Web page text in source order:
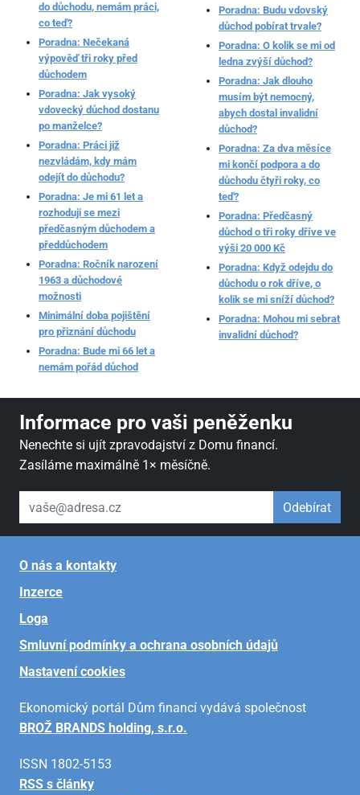
do důchodu, nemám práci,
co teď?
Poradna: Nečekaná
výpověď tři roky před
důchodem
Poradna: Jak vysoký
vdovecký důchod dostanu
po manželce?
Poradna: Práci již
nezvládám, kdy mám
odejít do důchodu?
Poradna: Je mi 61 let a
rozhoduji se mezi
předčasným důchodem a
předdůchodem
Poradna: Ročník narození
1963 a důchodové
možnosti
Minimální doba pojištění
pro přiznání důchodu
Poradna: Bude mi 66 let a
nemám pořád důchod
Poradna: Budu vdovský
důchod pobírat trvale?
Poradna: O kolik se mi od
ledna zvýší důchod?
Poradna: Jak dlouho
musím být nemocný,
abych dostal invalidní
důchod?
Poradna: Za dva měsíce
mi končí podpora a do
důchodu čtyři roky, co
teď?
Poradna: Předčasný
důchod o tři roky dříve ve
výši 20 000 Kč
Poradna: Když odejdu do
důchodu o rok dříve, o
kolik se mi sníží důchod?
Poradna: Mohou mi sebrat
invalidní důchod?
Informace pro vaši peněženku
Nenechte si ujít zpravodajství z Domu financí.
Zasíláme maximálně 1× měsíčně.
váš email Odebírat
O nás a kontakty
Inzerce
Loga
Smluvní podmínky a ochrana osobních údajů
Nastavení cookies
Ekonomický portál Dům financí vydává společnost
BROŽ BRANDS holding, s.r.o.
ISSN 1802-5153
RSS s články